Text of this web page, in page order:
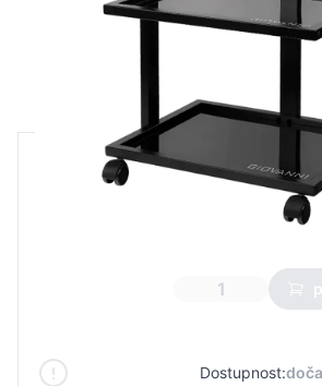
Tetovací asistent Pro Ink
B2B cena
Nejnižší cena z 30 dnů
Dostupnost: